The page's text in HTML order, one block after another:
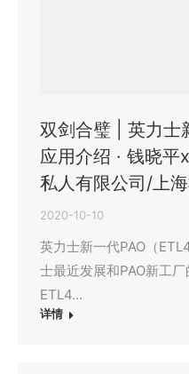
双剑合璧 | 英力士
应用介绍 · 钱晓平
私人有限公司/上
2020-10-10
英力士新一代PAO（
士最近发展和PAO新工
ETL4…
详情